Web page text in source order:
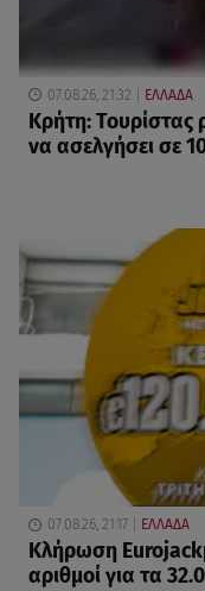
07.08.26, 21:32 ΕΛΛΑΔΑ
Κρήτη:
να ασελγήσει σε
07.08.26, 21:17 ΕΛΛΑΔΑ
Κλήρωση
αριθμοί για τα